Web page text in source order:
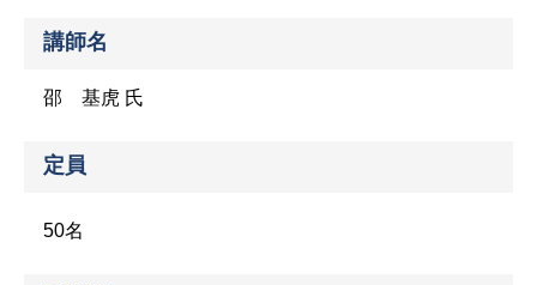
講師名
邵 基虎 氏
定員
50名